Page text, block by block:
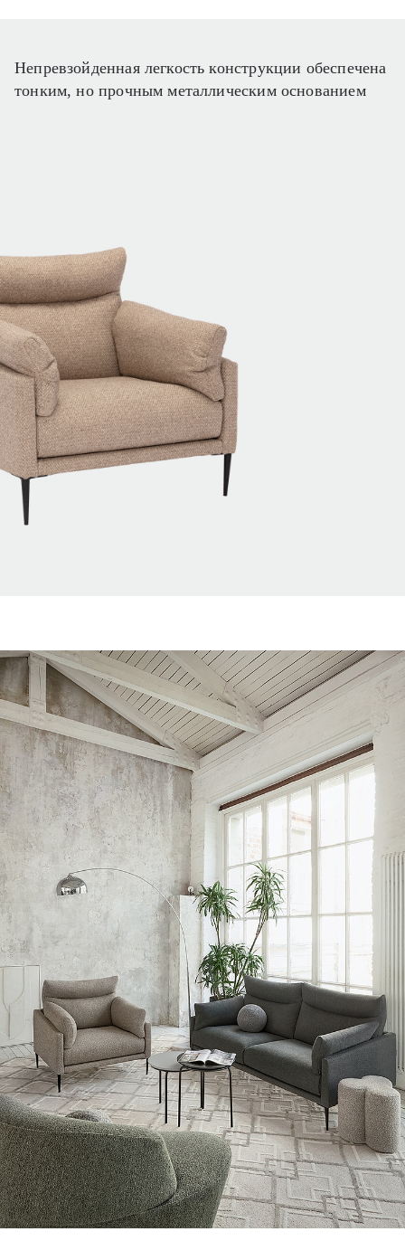
Непревзойденная легкость конструкции обеспечена
тонким, но прочным металлическим основанием